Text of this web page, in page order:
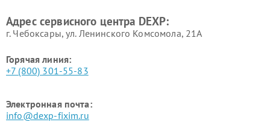
Адрес сервисного центра DEXP:
г. Чебоксары, ул. Ленинского Комсомола, 21А
Горячая линия:
+7 (800) 301-55-83
Электронная почта:
info@dexp-fixim.ru